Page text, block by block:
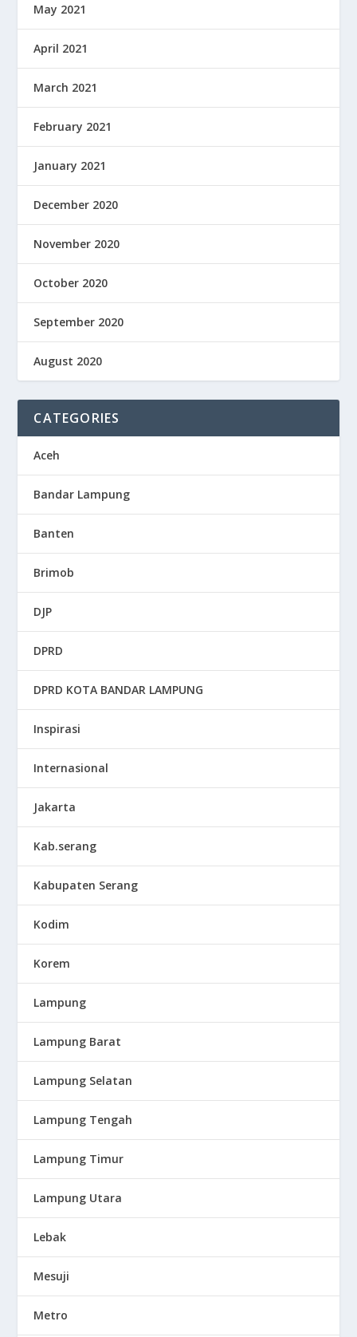
May 2021
April 2021
March 2021
February 2021
January 2021
December 2020
November 2020
October 2020
September 2020
August 2020
CATEGORIES
Aceh
Bandar Lampung
Banten
Brimob
DJP
DPRD
DPRD KOTA BANDAR LAMPUNG
Inspirasi
Internasional
Jakarta
Kab.serang
Kabupaten Serang
Kodim
Korem
Lampung
Lampung Barat
Lampung Selatan
Lampung Tengah
Lampung Timur
Lampung Utara
Lebak
Mesuji
Metro